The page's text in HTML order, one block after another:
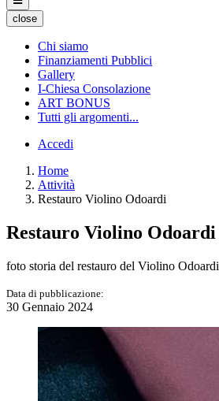
close
Chi siamo
Finanziamenti Pubblici
Gallery
I-Chiesa Consolazione
ART BONUS
Tutti gli argomenti...
Accedi
Home
Attività
Restauro Violino Odoardi
Restauro Violino Odoardi
foto storia del restauro del Violino Odoardi
Data di pubblicazione:
30 Gennaio 2024